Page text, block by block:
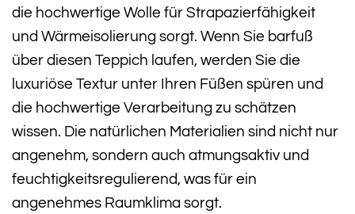
die hochwertige Wolle für Strapazierfähigkeit
und Wärmeisolierung sorgt. Wenn Sie barfuß
über diesen Teppich laufen, werden Sie die
luxuriöse Textur unter Ihren Füßen spüren und
die hochwertige Verarbeitung zu schätzen
wissen. Die natürlichen Materialien sind nicht nur
angenehm, sondern auch atmungsaktiv und
feuchtigkeitsregulierend, was für ein
angenehmes Raumklima sorgt.